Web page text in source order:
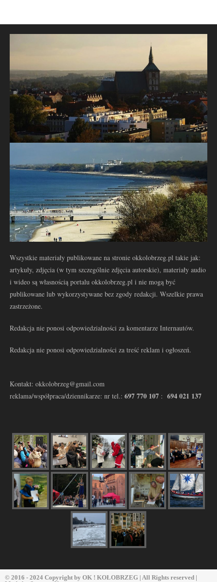
Wszystkie materiały publikowane na stronie okkolobrzeg.pl takie jak:
artykuły, zdjęcia (w tym szczególnie zdjęcia autorskie), materiały audio
i wideo są własnością portalu okkolobrzeg.pl i nie mogą być
publikowane lub wykorzystywane bez zgody redakcji. Wszelkie prawa
zastrzeżone.
Redakcja nie ponosi odpowiedzialności za komentarze Internautów.
Redakcja nie ponosi odpowiedzialności za treść reklam i ogłoszeń.
Kontakt: okkolobrzeg@gmail.com
reklama/współpraca/dziennikarze: nr tel.: 697 770 107 : 694 021 137
© 2016 - 2024 Copyright by OK ! KOŁOBRZEG | All Rights reserved |